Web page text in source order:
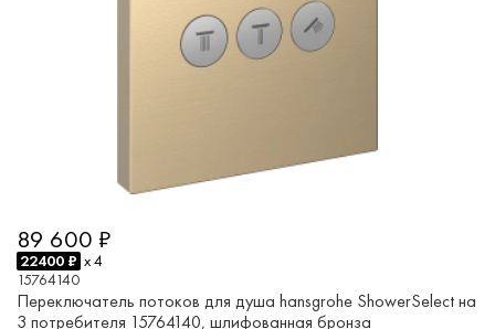
89 600 ₽
22400 ₽ x 4
15764140
Переключатель потоков для душа hansgrohe ShowerSelect на
3 потребителя 15764140, шлифованная бронза